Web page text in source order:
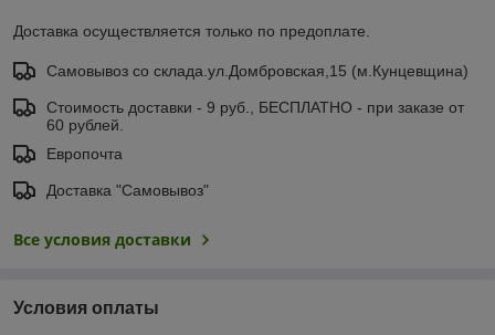
Доставка осуществляется только по предоплате.
Самовывоз со склада.ул.Домбровская,15 (м.Кунцевщина)
Стоимость доставки - 9 руб., БЕСПЛАТНО - при заказе от
60 рублей.
Европочта
Доставка "Самовывоз"
Все условия доставки
Условия оплаты